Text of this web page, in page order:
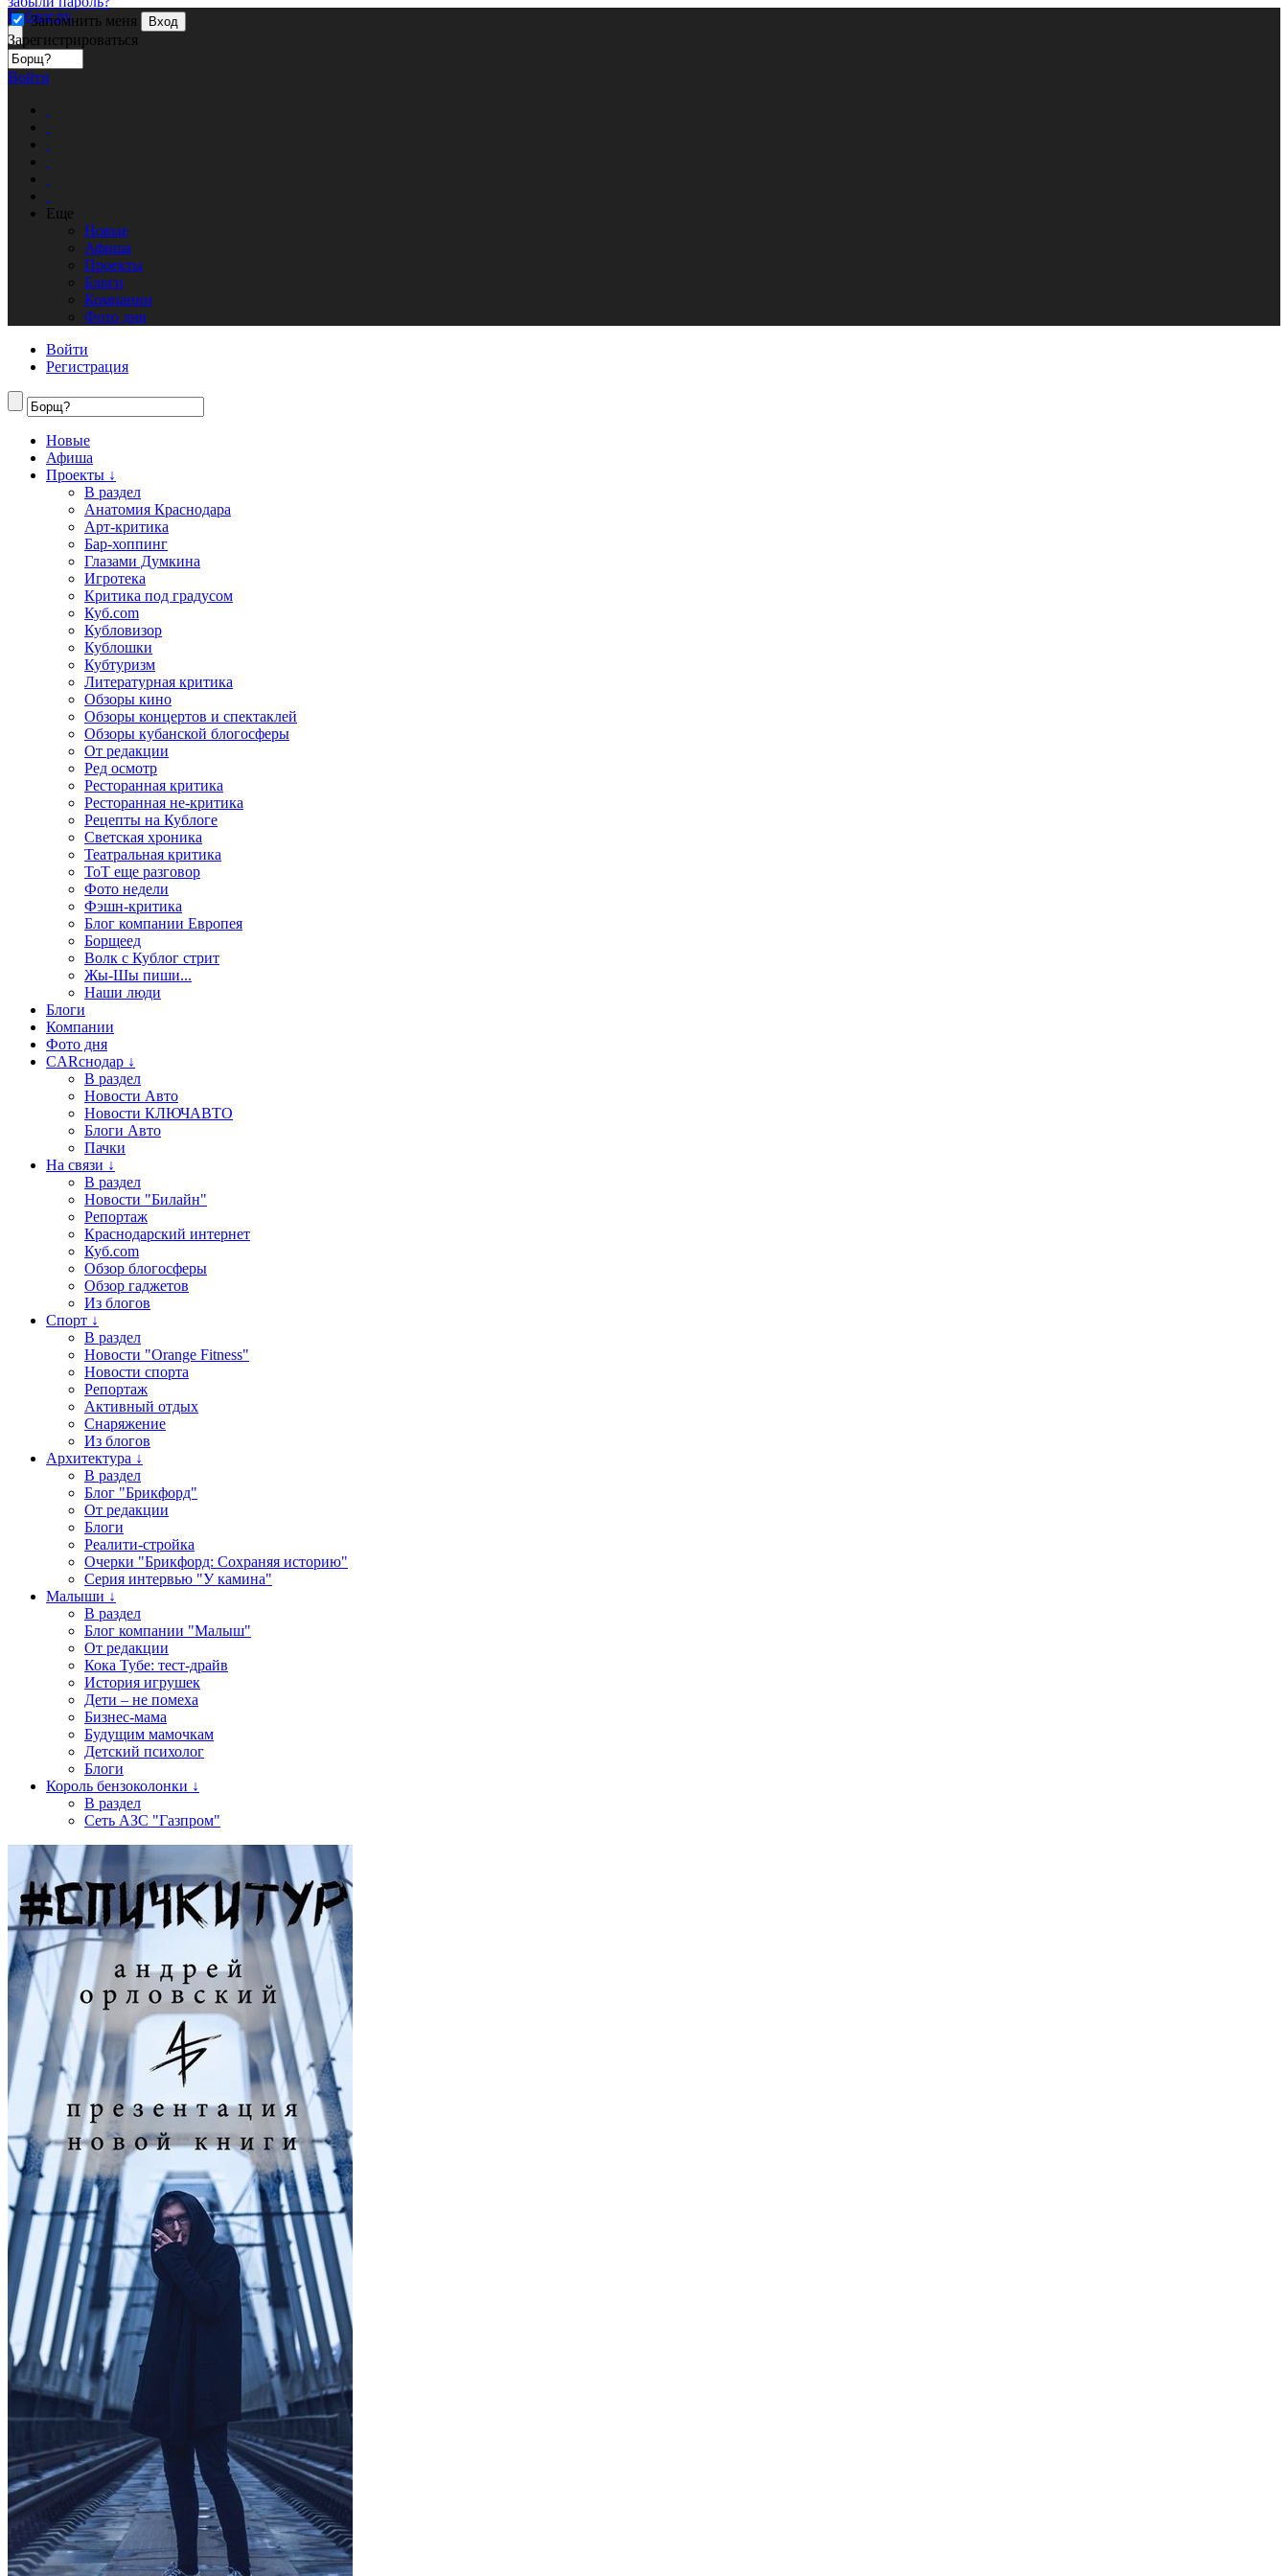
Запомнить меня
Вход
Зарегистрироваться
Кублог.ру
Войти
Еще
Новые
Афиша
Проекты
Блоги
Компании
Фото дня
Войти
Регистрация
Новые
Афиша
Проекты ↓
В раздел
Анатомия Краснодара
Арт-критика
Бар-хоппинг
Глазами Думкина
Игротека
Критика под градусом
Куб.com
Кубловизор
Кублошки
Кубтуризм
Литературная критика
Обзоры кино
Обзоры концертов и спектаклей
Обзоры кубанской блогосферы
От редакции
Ред осмотр
Ресторанная критика
Ресторанная не-критика
Рецепты на Кублоге
Светская хроника
Театральная критика
ТоТ еще разговор
Фото недели
Фэшн-критика
Блог компании Европея
Борщеед
Волк с Кублог стрит
Жы-Шы пиши...
Наши люди
Блоги
Компании
Фото дня
CARснодар ↓
В раздел
Новости Авто
Новости КЛЮЧАВТО
Блоги Авто
Пачки
На связи ↓
В раздел
Новости "Билайн"
Репортаж
Краснодарский интернет
Куб.com
Обзор блогосферы
Обзор гаджетов
Из блогов
Спорт ↓
В раздел
Новости "Orange Fitness"
Новости спорта
Репортаж
Активный отдых
Снаряжение
Из блогов
Архитектура ↓
В раздел
Блог "Брикфорд"
От редакции
Блоги
Реалити-стройка
Очерки "Брикфорд: Сохраняя историю"
Серия интервью "У камина"
Малыши ↓
В раздел
Блог компании "Малыш"
От редакции
Кока Тубе: тест-драйв
История игрушек
Дети – не помеха
Бизнес-мама
Будущим мамочкам
Детский психолог
Блоги
Король бензоколонки ↓
В раздел
Сеть АЗС "Газпром"